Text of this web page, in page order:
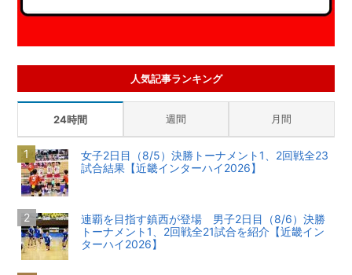
人気記事ランキング
24時間 週間 月間
女子2日目（8/5）決勝トーナメント1、2回戦全23
試合結果【近畿インターハイ2026】
連覇を目指す鎮西が登場 男子2日目（8/6）決勝
トーナメント1、2回戦全21試合を紹介【近畿イン
ターハイ2026】